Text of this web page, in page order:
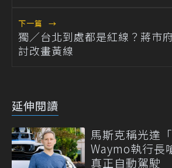
下一篇 →
獨／台北到處都是紅線？蔣市
討改畫黃線
延伸閱讀
馬斯克稱光達
Waymo執行長
真正自動駕駛